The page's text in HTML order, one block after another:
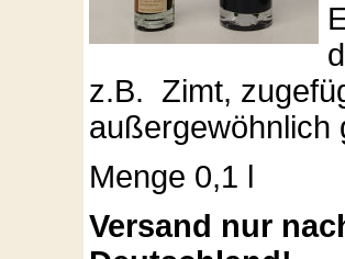
z.B. Zimt,
außergewöhnlich
Menge 0,1 l
Versand nur